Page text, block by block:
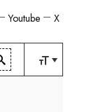
X
Youtube